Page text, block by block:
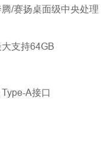
/赛扬桌面级中央处理
支持64GB
A接口